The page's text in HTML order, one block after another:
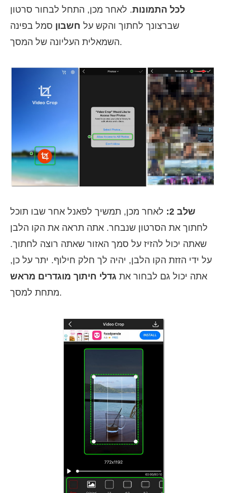
לכל התמונות. לאחר מכן, התחל לבחור סרטון
שברצונך לחתוך והקש על חשבון סמל בפינה
השמאלית העליונה של המסך.
שלב 2:
לאחר מכן, תמשיך לפאנל אחר שבו תוכל
לחתוך את הסרטון שנבחר. אתה תראה את הקו הלבן
שאתה יכול להזיז על סמך האזור שאתה רוצה לחתוך.
על ידי הזזת הקו הלבן, יהיה לך חלק חילוף. יתר על כן,
אתה יכול גם לבחור את גדלי חיתוך מוגדרים מראש
מתחת למסך.